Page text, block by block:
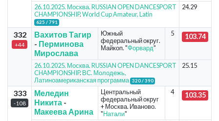
26.10.2025. Москва. RUSSIAN OPEN DANCESPORT
CHAMPIONSHIP.World Cup Amateur, Latin
625 / 791
24.29
332
+44
Вахитов Тагир
- Перминова
Мирослава
Южный
федеральный округ.
Майкоп. "Форвард"
5 103.74
26.10.2025. Москва. RUSSIAN OPEN DANCESPORT
CHAMPIONSHIP. ВС. Молодежь,
Латиноамериканская программа 320 / 390
25.15
333
-108
Меледин
Никита-
Макеева Арина
Центральный
федеральный округ
+ Москва. Иваново.
"Натали"
4 103.35